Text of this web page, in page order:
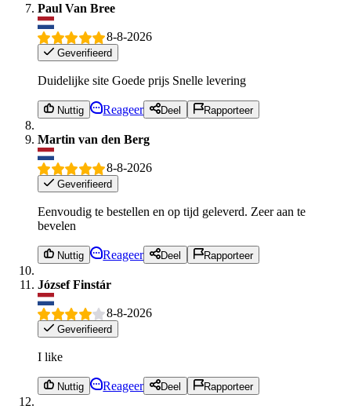
Paul Van Bree
8-8-2026
Geverifieerd
Duidelijke site Goede prijs Snelle levering
Nuttig Reageer Deel Rapporteer
Martin van den Berg
8-8-2026
Geverifieerd
Eenvoudig te bestellen en op tijd geleverd. Zeer aan te
bevelen
Nuttig Reageer Deel Rapporteer
József Finstár
8-8-2026
Geverifieerd
I like
Nuttig Reageer Deel Rapporteer